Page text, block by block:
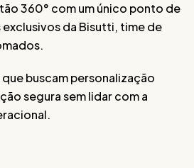
360° com um único ponto de
da Bisutti, time de
que buscam personalização
segura sem lidar com a